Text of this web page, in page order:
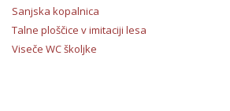
Sanjska kopalnica
Talne ploščice v imitaciji lesa
Viseče WC školjke